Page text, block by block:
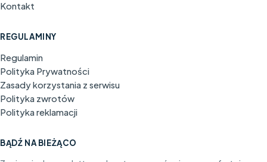
Kontakt
REGULAMINY
Regulamin
Polityka Prywatności
Zasady korzystania z serwisu
Polityka zwrotów
Polityka reklamacji
BĄDŹ NA BIEŻĄCO